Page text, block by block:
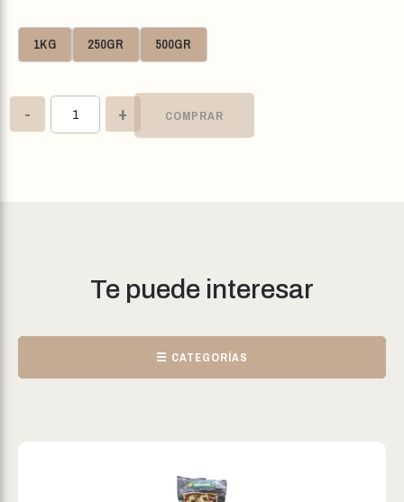
1KG 250GR 500GR
- + COMPRAR
Te puede interesar
☰ CATEGORÍAS